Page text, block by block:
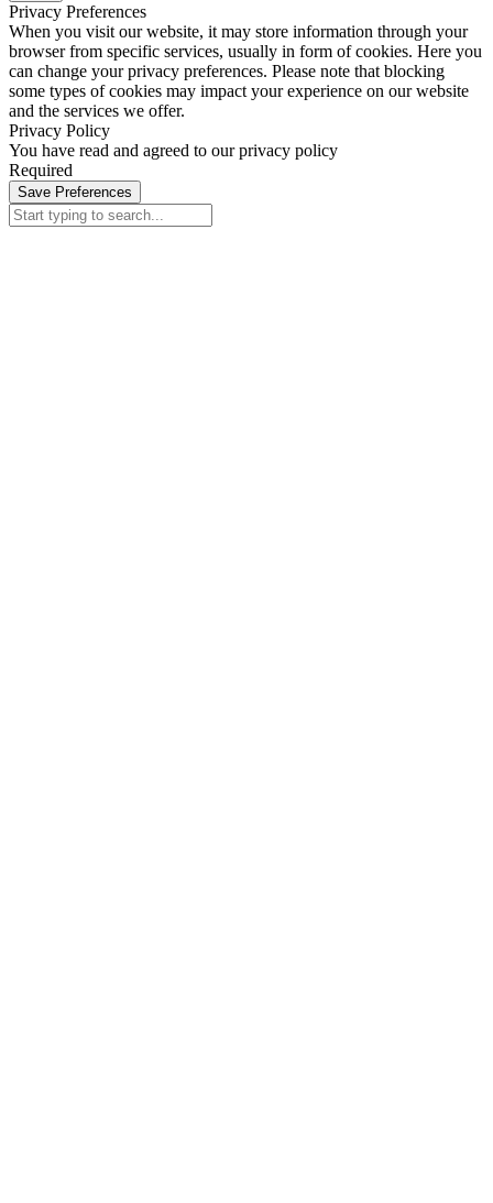
Privacy Preferences
When you visit our website, it may store information through your
browser from specific services, usually in form of cookies. Here you
can change your privacy preferences. Please note that blocking
some types of cookies may impact your experience on our website
and the services we offer.
Privacy Policy
You have read and agreed to our privacy policy
Required
Save Preferences